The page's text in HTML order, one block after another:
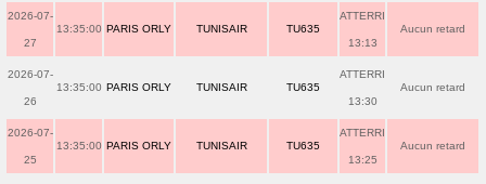
2026-07-
27
13:35:00 PARIS ORLY TUNISAIR TU635
ATTERRI
13:13
Aucun retard
2026-07-
26
13:35:00 PARIS ORLY TUNISAIR TU635
ATTERRI
13:30
Aucun retard
2026-07-
25
13:35:00 PARIS ORLY TUNISAIR TU635
ATTERRI
13:25
Aucun retard